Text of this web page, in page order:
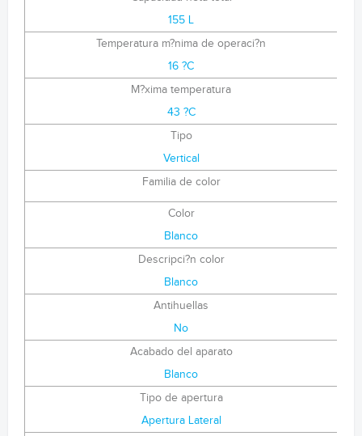
155 L
Temperatura m?nima de operaci?n
16 ?C
M?xima temperatura
43 ?C
Tipo
Vertical
Familia de color
Color
Blanco
Descripci?n color
Blanco
Antihuellas
No
Acabado del aparato
Blanco
Tipo de apertura
Apertura Lateral